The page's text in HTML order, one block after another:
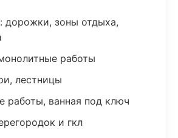
дорожки, зоны отдыха,
работы
лестницы
работы, ванная под ключ
и гкл